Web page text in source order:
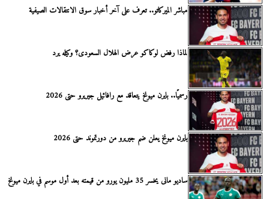
مباشر الميركاتو.. تعرف على آخر أخبار سوق الانتقالات الصيفية
لماذا رفض لوكاكو عرض الهلال السعودى؟ وكيله يرد
رسميًا.. بايرن ميونخ يتعاقد مع رافائيل جيريرو حتى 2026
بايرن ميونخ يعلن ضم جيريرو من دورتموند حتى 2026
ساديو مانى يخسر 35 مليون يورو من قيمته بعد أول موسم في بايرن ميونخ